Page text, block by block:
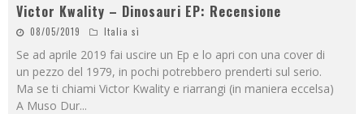
Victor Kwality – Dinosauri EP: Recensione
08/05/2019 Italia sì
Se ad aprile 2019 fai uscire un Ep e lo apri con una cover di
un pezzo del 1979, in pochi potrebbero prenderti sul serio.
Ma se ti chiami Victor Kwality e riarrangi (in maniera eccelsa)
A Muso Dur...